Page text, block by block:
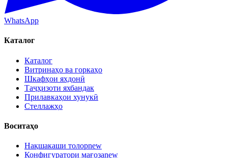
WhatsApp
Каталог
Каталог
Витринаҳо ва горкаҳо
Шкафҳои яхдонӣ
Таҷҳизоти яхбандак
Прилавкаҳои хунукӣ
Стеллажҳо
Воситаҳо
Нақшакаши толорnew
Конфигуратори мағозаnew